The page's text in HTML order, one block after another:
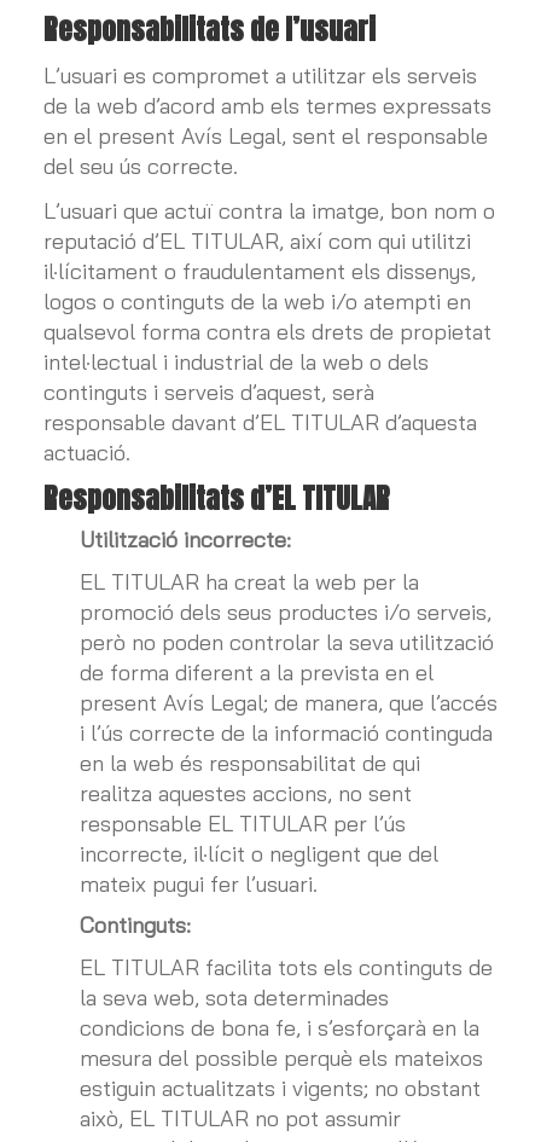
Responsabilitats de l’usuari
L’usuari es compromet a utilitzar els serveis
de la web d’acord amb els termes expressats
en el present Avís Legal, sent el responsable
del seu ús correcte.
L’usuari que actuï contra la imatge, bon nom o
reputació d’EL TITULAR, així com qui utilitzi
il·lícitament o fraudulentament els dissenys,
logos o continguts de la web i/o atempti en
qualsevol forma contra els drets de propietat
intel·lectual i industrial de la web o dels
continguts i serveis d’aquest, serà
responsable davant d’EL TITULAR d’aquesta
actuació.
Responsabilitats d’EL TITULAR
Utilització incorrecte:
EL TITULAR ha creat la web per la
promoció dels seus productes i/o serveis,
però no poden controlar la seva utilització
de forma diferent a la prevista en el
present Avís Legal; de manera, que l’accés
i l’ús correcte de la informació continguda
en la web és responsabilitat de qui
realitza aquestes accions, no sent
responsable EL TITULAR per l’ús
incorrecte, il·lícit o negligent que del
mateix pugui fer l’usuari.
Continguts:
EL TITULAR facilita tots els continguts de
la seva web, sota determinades
condicions de bona fe, i s’esforçarà en la
mesura del possible perquè els mateixos
estiguin actualitzats i vigents; no obstant
això, EL TITULAR no pot assumir